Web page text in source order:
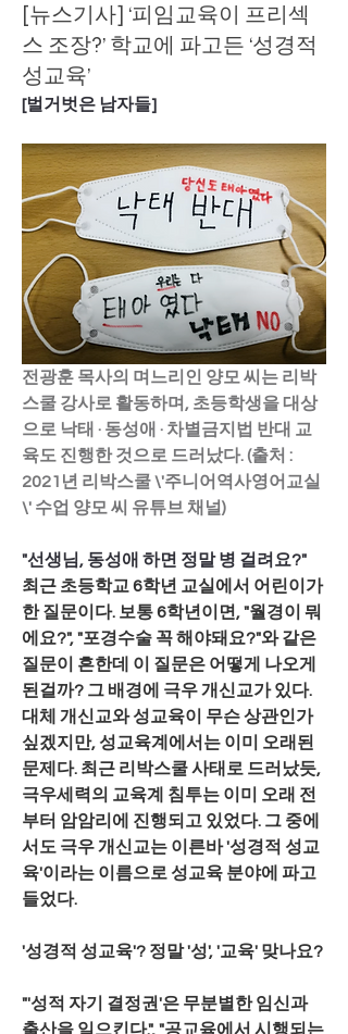
[뉴스기사] ‘피임교육이 프리섹
스 조장?’ 학교에 파고든 ‘성경적
성교육’
[벌거벗은 남자들]
전광훈 목사의 며느리인 양모 씨는 리박
스쿨 강사로 활동하며, 초등학생을 대상
으로 낙태 · 동성애 · 차별금지법 반대 교
육도 진행한 것으로 드러났다. (출처 :
2021년 리박스쿨 \'주니어역사영어교실
\' 수업 양모 씨 유튜브 채널)
"선생님, 동성애 하면 정말 병 걸려요?"
최근 초등학교 6학년 교실에서 어린이가
한 질문이다. 보통 6학년이면, "월경이 뭐
에요?", "포경수술 꼭 해야돼요?"와 같은
질문이 흔한데 이 질문은 어떻게 나오게
된걸까? 그 배경에 극우 개신교가 있다.
대체 개신교와 성교육이 무슨 상관인가
싶겠지만, 성교육계에서는 이미 오래된
문제다. 최근 리박스쿨 사태로 드러났듯,
극우세력의 교육계 침투는 이미 오래 전
부터 암암리에 진행되고 있었다. 그 중에
서도 극우 개신교는 이른바 '성경적 성교
육'이라는 이름으로 성교육 분야에 파고
들었다.
'성경적 성교육'? 정말 '성', '교육' 맞나요?
"'성적 자기 결정권'은 무분별한 임신과
출산을 일으킨다.", "공교육에서 시행되는